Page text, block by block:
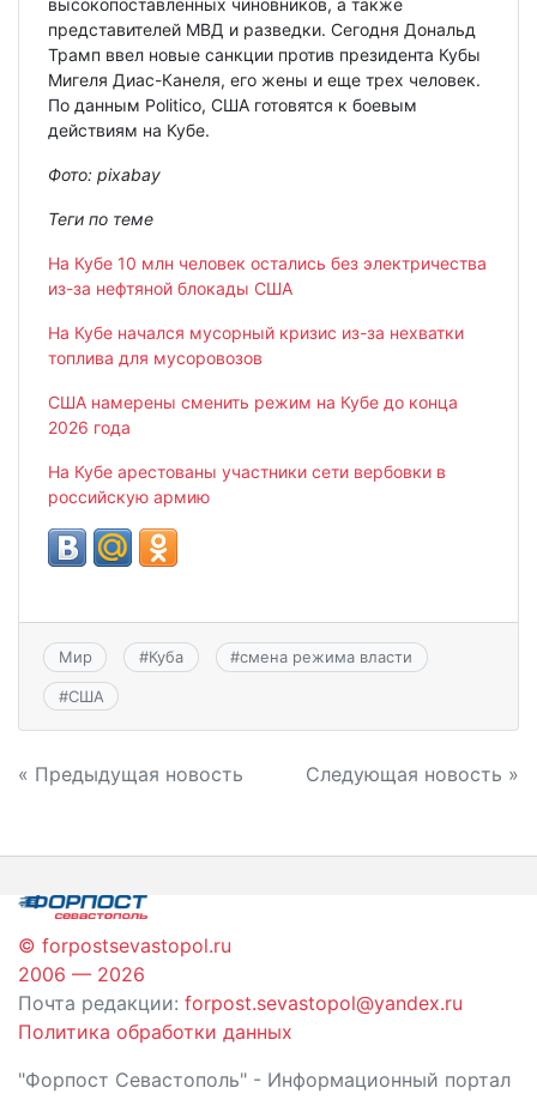
высокопоставленных чиновников, а также
представителей МВД и разведки. Сегодня Дональд
Трамп ввел новые санкции против президента Кубы
Мигеля Диас-Канеля, его жены и еще трех человек.
По данным Politico, США готовятся к боевым
действиям на Кубе.
Фото: pixabay
Теги по теме
На Кубе 10 млн человек остались без электричества
из-за нефтяной блокады США
На Кубе начался мусорный кризис из-за нехватки
топлива для мусоровозов
США намерены сменить режим на Кубе до конца
2026 года
На Кубе арестованы участники сети вербовки в
российскую армию
Мир #Куба #смена режима власти
#США
Навигация
записям
« Предыдущая новость Следующая новость »
© forpostsevastopol.ru
2006 — 2026
Почта редакции: forpost.sevastopol@yandex.ru
Политика обработки данных
"Форпост Севастополь" - Информационный портал